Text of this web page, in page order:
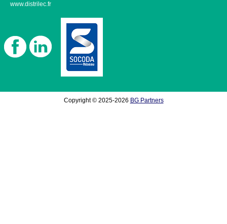
www.distrilec.fr
Copyright © 2025-2026 BG Partners